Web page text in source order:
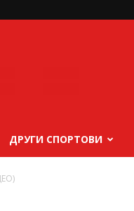
ДРУГИ СПОРТОВИ